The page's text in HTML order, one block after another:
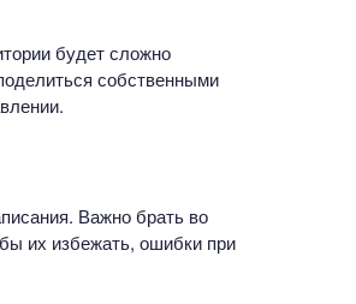
будет сложно
собственными
Важно брать во
их избежать, ошибки при